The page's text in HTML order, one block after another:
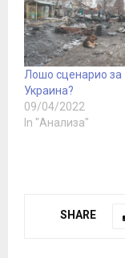
Лошо сценарио за
Украина?
09/04/2022
In "Анализа"
SHARE